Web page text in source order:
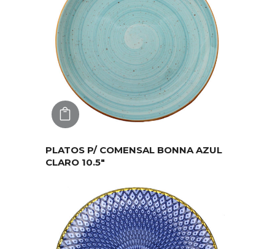
AGREGAR
PLATOS P/ COMENSAL BONNA AZUL
CLARO 10.5″